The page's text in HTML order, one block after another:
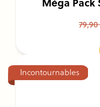
Incontournables